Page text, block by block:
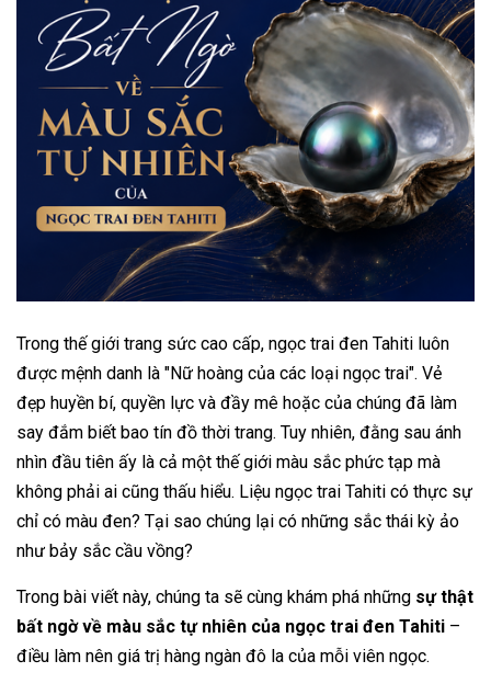
Trong thế giới trang sức cao cấp, ngọc trai đen Tahiti luôn
được mệnh danh là "Nữ hoàng của các loại ngọc trai". Vẻ
đẹp huyền bí, quyền lực và đầy mê hoặc của chúng đã làm
say đắm biết bao tín đồ thời trang. Tuy nhiên, đằng sau ánh
nhìn đầu tiên ấy là cả một thế giới màu sắc phức tạp mà
không phải ai cũng thấu hiểu. Liệu ngọc trai Tahiti có thực sự
chỉ có màu đen? Tại sao chúng lại có những sắc thái kỳ ảo
như bảy sắc cầu vồng?
Trong bài viết này, chúng ta sẽ cùng khám phá những sự thật
bất ngờ về màu sắc tự nhiên của ngọc trai đen Tahiti –
điều làm nên giá trị hàng ngàn đô la của mỗi viên ngọc.